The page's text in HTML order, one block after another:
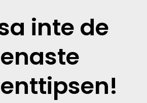
inte de